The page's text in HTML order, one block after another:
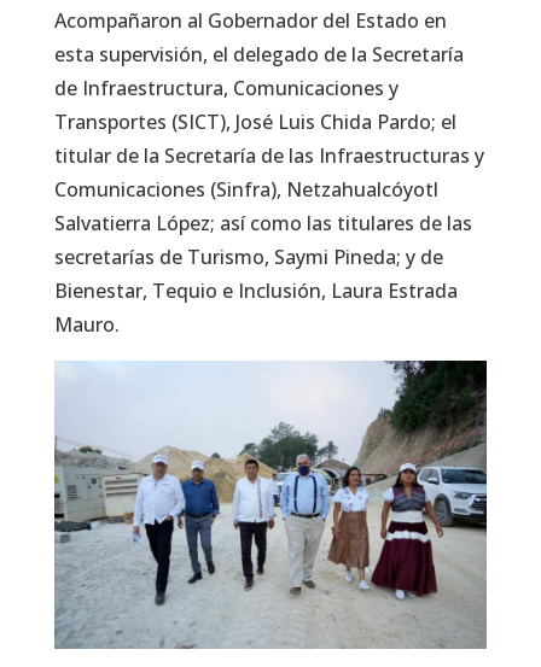
Acompañaron al Gobernador del Estado en
esta supervisión, el delegado de la Secretaría
de Infraestructura, Comunicaciones y
Transportes (SICT), José Luis Chida Pardo; el
titular de la Secretaría de las Infraestructuras y
Comunicaciones (Sinfra), Netzahualcóyotl
Salvatierra López; así como las titulares de las
secretarías de Turismo, Saymi Pineda; y de
Bienestar, Tequio e Inclusión, Laura Estrada
Mauro.